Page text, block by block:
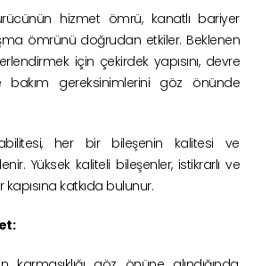
hizmet ömrü, kanatlı bariyer
ömrünü doğrudan etkiler. Beklenen
için çekirdek yapısını, devre
bakım gereksinimlerini göz önünde
her bir bileşenin kalitesi ve
Yüksek kaliteli bileşenler, istikrarlı ve
katkıda bulunur.